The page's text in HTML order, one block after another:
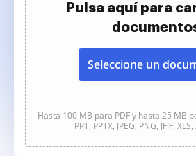
Pulsa aquí para
Seleccione un
Hasta 100 MB para PDF y hasta 25 MB
PPT, PPTX, JPEG, PNG, JFIF,